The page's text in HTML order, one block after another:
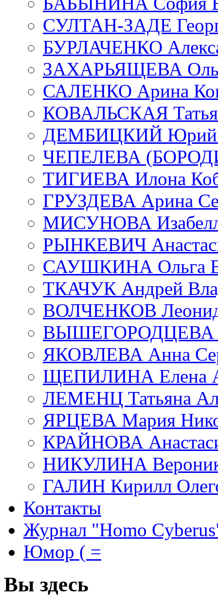
СУЛТАН-ЗАДЕ
БУРЛАЧЕНКО
ЗАХАРЬЯЩЕВА
САЛЕНКО Арина
КОВАЛЬСКАЯ
ДЕМБИЦКИЙ Юрий
ЧЕПЕЛЕВА
ТИГИЕВА Илона
ГРУЗДЕВА Арина
МИСУНОВА
РЫНКЕВИЧ
САУШКИНА Ольга
ТКАЧУК Андрей
ВОЛЧЕНКОВ Леонид
ВЫШЕГОРОДЦЕВА
ЯКОВЛЕВА Анна
ЩЕПИЛИНА Елена
ЛЕМЕНЦ Татьяна
ЯРЦЕВА Мария
КРАЙНОВА
НИКУЛИНА
ГАЛИН Кирилл
Контакты
Журнал "Homo
Юмор ( =
Вы здесь